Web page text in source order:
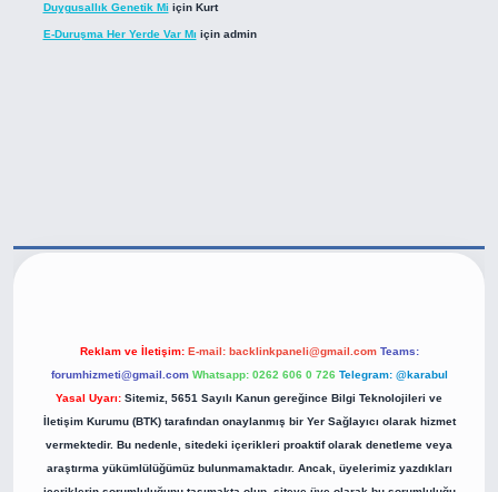
Duygusallık Genetik Mi için Kurt
E-Duruşma Her Yerde Var Mı için admin
Reklam ve İletişim: E-mail: backlinkpaneli@gmail.com Teams:
forumhizmeti@gmail.com Whatsapp: 0262 606 0 726 Telegram: @karabul
Yasal Uyarı: Sitemiz, 5651 Sayılı Kanun gereğince Bilgi Teknolojileri ve
İletişim Kurumu (BTK) tarafından onaylanmış bir Yer Sağlayıcı olarak hizmet
vermektedir. Bu nedenle, sitedeki içerikleri proaktif olarak denetleme veya
araştırma yükümlülüğümüz bulunmamaktadır. Ancak, üyelerimiz yazdıkları